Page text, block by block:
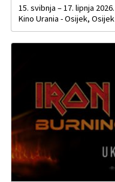
15. svibnja – 17. lipnja 2026.
Kino Urania - Osijek, Osijek